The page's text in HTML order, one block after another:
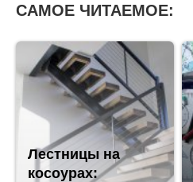
САМОЕ ЧИТАЕМОЕ:
Лестницы на
косоурах: